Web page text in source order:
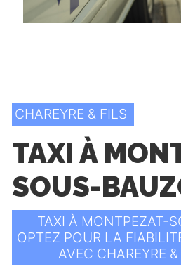
CHAREYRE & FILS
TAXI À
SOUS-
TAXI À MONTPEZAT-
OPTEZ POUR LA
AVEC CHAREYRE